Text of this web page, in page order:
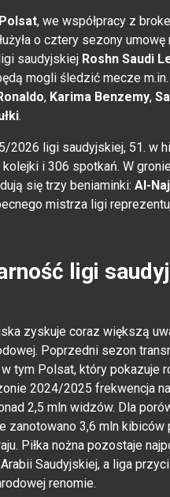
, we współpracy z
o cztery sezony
saudyjskiej Roshn Saudi
mogli śledzić mecze m.in.
, Karima Benzemy,
.
2026 ligi saudyjskiej, 51. w
i 306 spotkań. W
się trzy beniaminki: Al-
mistrza ligi
ligi
zyskuje coraz większą
Poprzedni sezon
w tym Polsat, który pokazuje
2024/2025 frekwencja
2,5 mln widzów. Dla
zanotowano 3,6 mln kibiców
Piłka nożna pozostaje
Saudyjskiej, a liga
renomie.